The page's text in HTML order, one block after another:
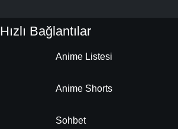
Hızlı Bağlantılar
Anime Listesi
Anime Shorts
Sohbet